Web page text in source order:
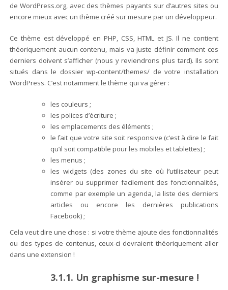
de WordPress.org, avec des thèmes payants sur d’autres sites ou
encore mieux avec un thème créé sur mesure par un développeur.
Ce thème est développé en PHP, CSS, HTML et JS. Il ne contient
théoriquement aucun contenu, mais va juste définir comment ces
derniers doivent s’afficher (nous y reviendrons plus tard). Ils sont
situés dans le dossier wp-content/themes/ de votre installation
WordPress. C’est notamment le thème qui va gérer :
les couleurs ;
les polices d’écriture ;
les emplacements des éléments ;
le fait que votre site soit responsive (c’est à dire le fait
qu’il soit compatible pour les mobiles et tablettes) ;
les menus ;
les widgets (des zones du site où l’utilisateur peut
insérer ou supprimer facilement des fonctionnalités,
comme par exemple un agenda, la liste des derniers
articles ou encore les dernières publications
Facebook) ;
Cela veut dire une chose : si votre thème ajoute des fonctionnalités
ou des types de contenus, ceux-ci devraient théoriquement aller
dans une extension !
3.1.1. Un graphisme sur-mesure !